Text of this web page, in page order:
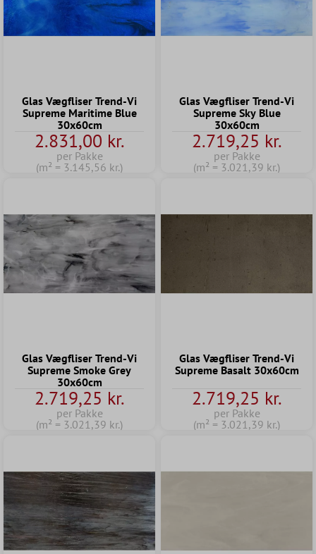
Glas Vægfliser Trend-Vi
Supreme Maritime Blue
30x60cm
2.831,00 kr.
per Pakke
(m² = 3.145,56 kr.)
Glas Vægfliser Trend-Vi
Supreme Sky Blue
30x60cm
2.719,25 kr.
per Pakke
(m² = 3.021,39 kr.)
Glas Vægfliser Trend-Vi
Supreme Smoke Grey
30x60cm
2.719,25 kr.
per Pakke
(m² = 3.021,39 kr.)
Glas Vægfliser Trend-Vi
Supreme Basalt 30x60cm
2.719,25 kr.
per Pakke
(m² = 3.021,39 kr.)